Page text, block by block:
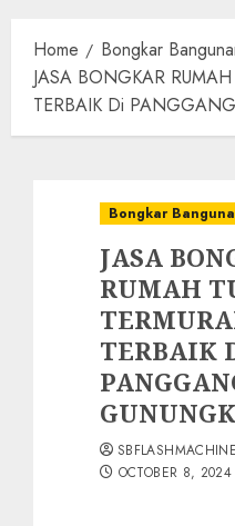
Home
Bongkar
JASA BONGKAR
TERBAIK Di
Bongkar
JASA
RUMAH
TERBAIK
OCTOBER 8, 2024